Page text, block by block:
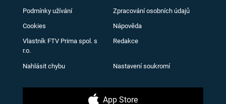
Podmínky užívání Zpracování osobních údajů
Cookies Nápověda
Vlastník FTV Prima spol. s
r.o.
Redakce
Nahlásit chybu Nastavení soukromí
App Store